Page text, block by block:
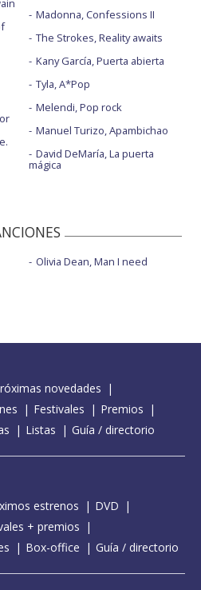
Madonna, Confessions II
The Strokes, Reality awaits
Kany García, Puerta abierta
Tyla, A*Pop
Melendi, Pop rock
Manuel Turizo, Apambichao
David DeMaría, La puerta
mágica
Olivia Dean, Man I need
novedades
Festivales
Premios
Listas Guía / directorio
estrenos
DVD
+ premios
Box-office Guía / directorio